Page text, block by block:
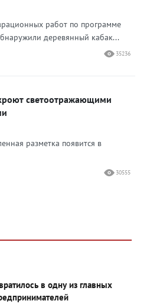
работ по программе
деревянный кабак...
35236
светоотражающими
разметка появится в
30555
в одну из главных